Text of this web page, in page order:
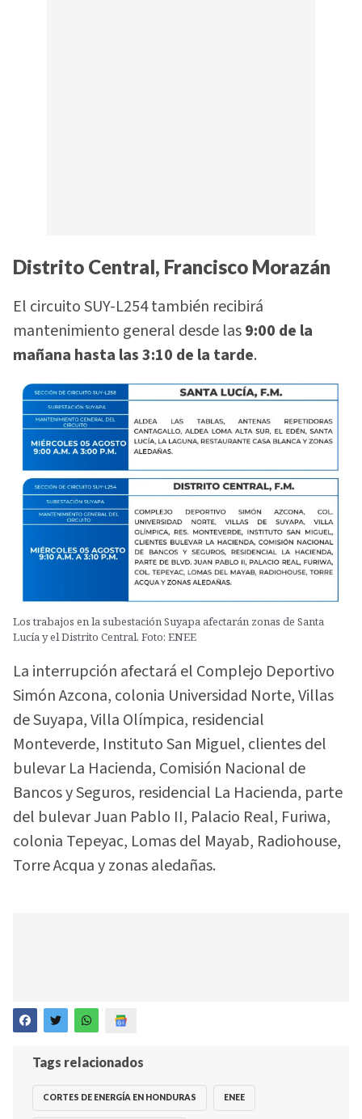
Distrito Central, Francisco Morazán
El circuito SUY-L254 también recibirá
mantenimiento general desde las9:00 de la
mañana hasta las 3:10 de la tarde.
Los trabajos en la subestación Suyapa afectarán zonas de Santa
Lucía y el Distrito Central. Foto: ENEE
La interrupción afectará el Complejo Deportivo
Simón Azcona, colonia Universidad Norte, Villas
de Suyapa, Villa Olímpica, residencial
Monteverde, Instituto San Miguel, clientes del
bulevar La Hacienda, Comisión Nacional de
Bancos y Seguros, residencial La Hacienda, parte
del bulevar Juan Pablo II, Palacio Real, Furiwa,
colonia Tepeyac, Lomas del Mayab, Radiohouse,
Torre Acqua y zonas aledañas.
Tags relacionados
CORTES DE ENERGÍA EN HONDURAS ENEE